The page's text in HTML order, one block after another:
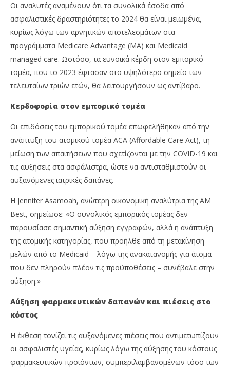
Οι αναλυτές αναμένουν ότι τα συνολικά έσοδα από
ασφαλιστικές δραστηριότητες το 2024 θα είναι μειωμένα,
κυρίως λόγω των αρνητικών αποτελεσμάτων στα
προγράμματα Medicare Advantage (MA) και Medicaid
managed care. Ωστόσο, τα ευνοϊκά κέρδη στον εμπορικό
τομέα, που το 2023 έφτασαν στο υψηλότερο σημείο των
τελευταίων τριών ετών, θα λειτουργήσουν ως αντίβαρο.
Κερδοφορία στον εμπορικό τομέα
Οι επιδόσεις του εμπορικού τομέα επωφελήθηκαν από την
ανάπτυξη του ατομικού τομέα ACA (Affordable Care Act), τη
μείωση των απαιτήσεων που σχετίζονται με την COVID-19 και
τις αυξήσεις στα ασφάλιστρα, ώστε να αντισταθμιστούν οι
αυξανόμενες ιατρικές δαπάνες.
Η Jennifer Asamoah, ανώτερη οικονομική αναλύτρια της AM
Best, σημείωσε: «Ο συνολικός εμπορικός τομέας δεν
παρουσίασε σημαντική αύξηση εγγραφών, αλλά η ανάπτυξη
της ατομικής κατηγορίας, που προήλθε από τη μετακίνηση
μελών από το Medicaid – λόγω της ανακατανομής για άτομα
που δεν πληρούν πλέον τις προϋποθέσεις – συνέβαλε στην
αύξηση.»
Αύξηση φαρμακευτικών δαπανών και πιέσεις στο
κόστος
Η έκθεση τονίζει τις αυξανόμενες πιέσεις που αντιμετωπίζουν
οι ασφαλιστές υγείας, κυρίως λόγω της αύξησης του κόστους
φαρμακευτικών προϊόντων, συμπεριλαμβανομένων τόσο των